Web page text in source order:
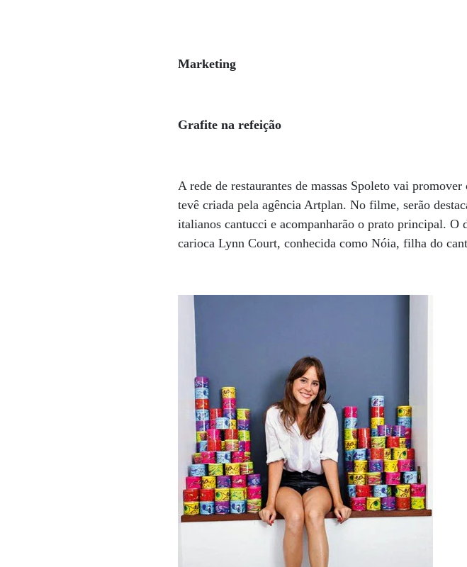
Marketing
Grafite na refeição
A rede de restaurantes de massas Spoleto vai
tevê criada pela agência Artplan. No filme, serão
italianos cantucci e acompanharão o prato principal. O
carioca Lynn Court, conhecida como Nóia, filha do